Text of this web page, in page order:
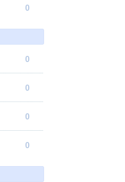
0
0
0
0
0